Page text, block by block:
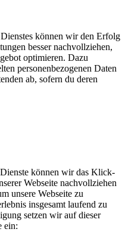
können wir den Erfolg
besser nachvollziehen,
optimieren. Dazu
personenbezogenen Daten
ab, sofern du deren
können wir das Klick-
Webseite nachvollziehen
unsere Webseite zu
insgesamt laufend zu
setzen wir auf dieser
ein: